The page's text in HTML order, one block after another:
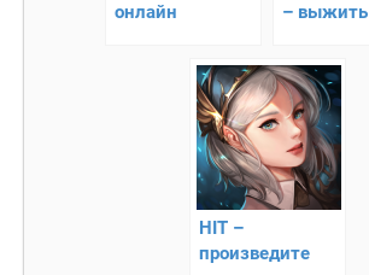
онлайн
– выжить
HIT –
произведите